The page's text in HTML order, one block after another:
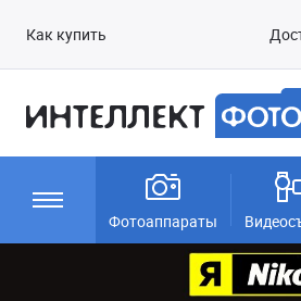
Как купить
Фотоаппараты